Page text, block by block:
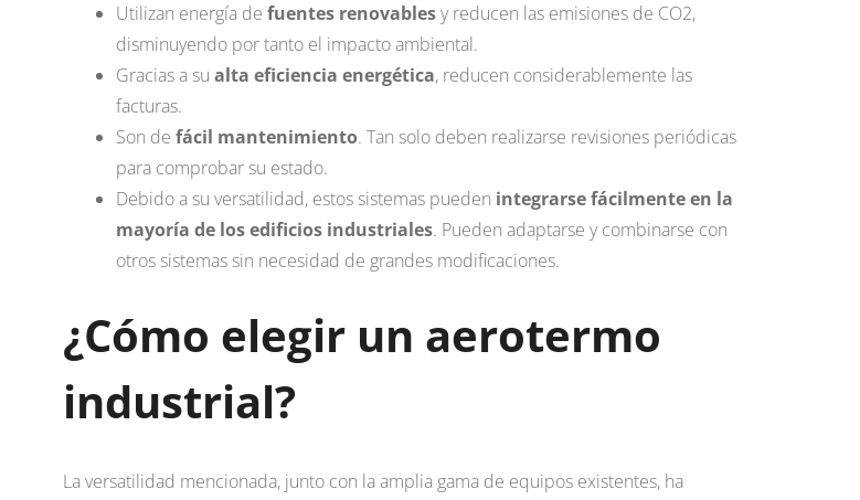
Utilizan energía de fuentes renovablesy reducen las emisiones de CO2,
disminuyendo por tanto el impacto ambiental.
Gracias a su alta eficiencia energética, reducen considerablemente las
facturas.
Son de fácil mantenimiento. Tan solo deben realizarse revisiones periódicas
para comprobar su estado.
Debido a su versatilidad, estos sistemas pueden integrarse fácilmente en la
mayoría de los edificios industriales. Pueden adaptarse y combinarse con
otros sistemas sin necesidad de grandes modificaciones.
¿Cómo elegir un aerotermo
industrial?
La versatilidad mencionada, junto con la amplia gama de equipos existentes, ha